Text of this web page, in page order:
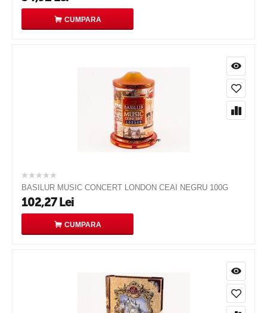
CUMPARA
BASILUR MUSIC CONCERT LONDON CEAI NEGRU 100G
102,27 Lei
CUMPARA